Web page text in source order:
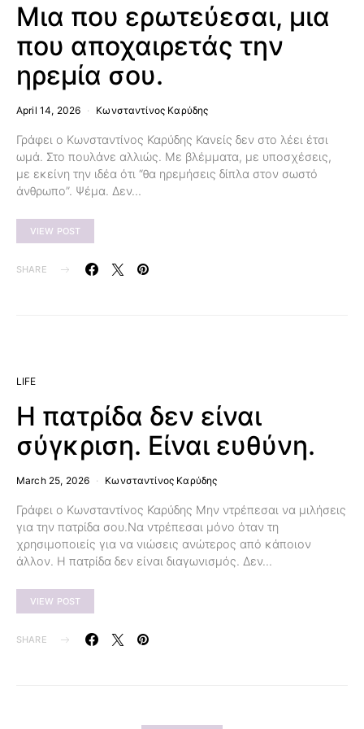
Μια που ερωτεύεσαι, μια
που αποχαιρετάς την
ηρεμία σου.
April 14, 2026 Κωνσταντίνος Καρύδης
Γράφει ο Κωνσταντίνος Καρύδης Κανείς δεν στο λέει έτσι
ωμά. Στο πουλάνε αλλιώς. Με βλέμματα, με υποσχέσεις,
με εκείνη την ιδέα ότι “θα ηρεμήσεις δίπλα στον σωστό
άνθρωπο”. Ψέμα. Δεν…
VIEW POST
SHARE
LIFE
Η πατρίδα δεν είναι
σύγκριση. Είναι ευθύνη.
March 25, 2026 Κωνσταντίνος Καρύδης
Γράφει ο Κωνσταντίνος Καρύδης Μην ντρέπεσαι να μιλήσεις
για την πατρίδα σου.Να ντρέπεσαι μόνο όταν τη
χρησιμοποιείς για να νιώσεις ανώτερος από κάποιον
άλλον. Η πατρίδα δεν είναι διαγωνισμός. Δεν…
VIEW POST
SHARE